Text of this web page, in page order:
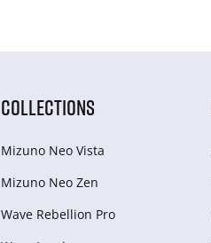
COLLECTIONS
Mizuno Neo Vista
Mizuno Neo Zen
Wave Rebellion Pro